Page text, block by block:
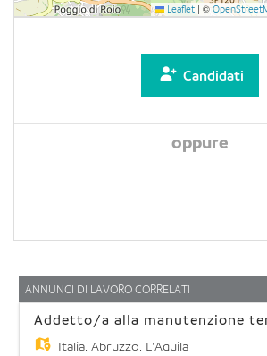
Leaflet | ©
Candidati
oppure
ANNUNCI DI LAVORO CORRELATI
Italia, Abruzzo, L'Aquila